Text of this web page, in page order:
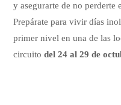
y asegurarte de no perderte
Prepárate para vivir días
primer nivel en una de las
circuitodel 24 al 29 de